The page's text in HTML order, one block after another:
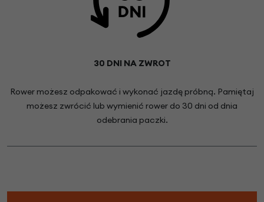
30 DNI NA ZWROT
Rower możesz odpakować i wykonać jazdę próbną. Pamiętaj
możesz zwrócić lub wymienić rower do 30 dni od dnia
odebrania paczki.